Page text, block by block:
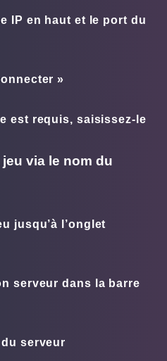
IP en haut et le port du
»
est requis, saisissez-le
via le nom du
jusqu’à l’onglet
serveur dans la barre
serveur